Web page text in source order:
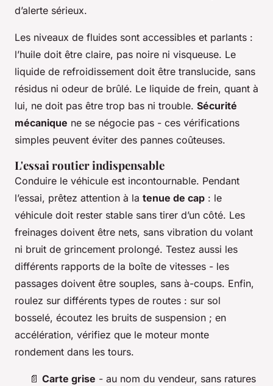
d’alerte sérieux.
Les niveaux de fluides sont accessibles et parlants :
l’huile doit être claire, pas noire ni visqueuse. Le
liquide de refroidissement doit être translucide, sans
résidus ni odeur de brûlé. Le liquide de frein, quant à
lui, ne doit pas être trop bas ni trouble. Sécurité
mécanique ne se négocie pas - ces vérifications
simples peuvent éviter des pannes coûteuses.
L'essai routier indispensable
Conduire le véhicule est incontournable. Pendant
l’essai, prêtez attention à la tenue de cap : le
véhicule doit rester stable sans tirer d’un côté. Les
freinages doivent être nets, sans vibration du volant
ni bruit de grincement prolongé. Testez aussi les
différents rapports de la boîte de vitesses - les
passages doivent être souples, sans à-coups. Enfin,
roulez sur différents types de routes : sur sol
bosselé, écoutez les bruits de suspension ; en
accélération, vérifiez que le moteur monte
rondement dans les tours.
📄 Carte grise - au nom du vendeur, sans ratures